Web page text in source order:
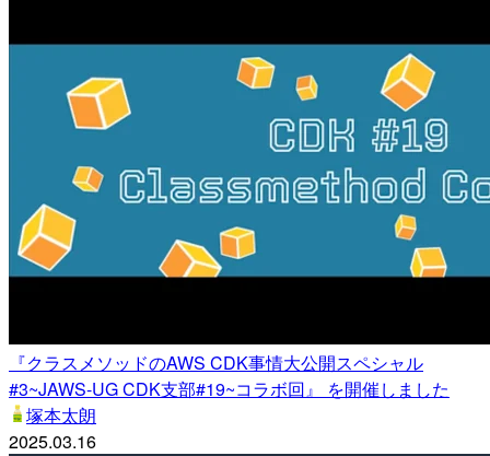
『クラスメソッドのAWS CDK事情大公開スペシャル
#3~JAWS-UG CDK支部#19~コラボ回』 を開催しました
塚本太朗
2025.03.16